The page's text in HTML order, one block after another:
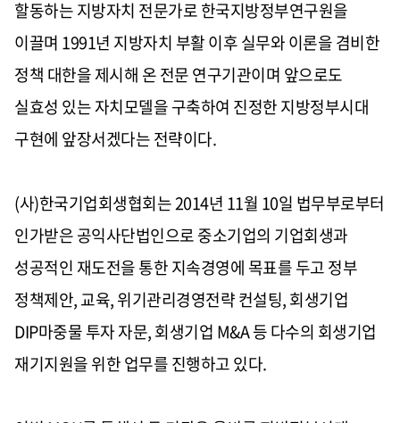
할동하는 지방자치 전문가로 한국지방정부연구원을
이끌며 1991년 지방자치 부활 이후 실무와 이론을 겸비한
정책 대한을 제시해 온 전문 연구기관이며 앞으로도
실효성 있는 자치모델을 구축하여 진정한 지방정부시대
구현에 앞장서겠다는 전략이다.
(사)한국기업회생협회는 2014년 11월 10일 법무부로부터
인가받은 공익사단법인으로 중소기업의 기업회생과
성공적인 재도전을 통한 지속경영에 목표를 두고 정부
정책제안, 교육, 위기관리경영전략 컨설팅, 회생기업
DIP마중물 투자 자문, 회생기업 M&A 등 다수의 회생기업
재기지원을 위한 업무를 진행하고 있다.